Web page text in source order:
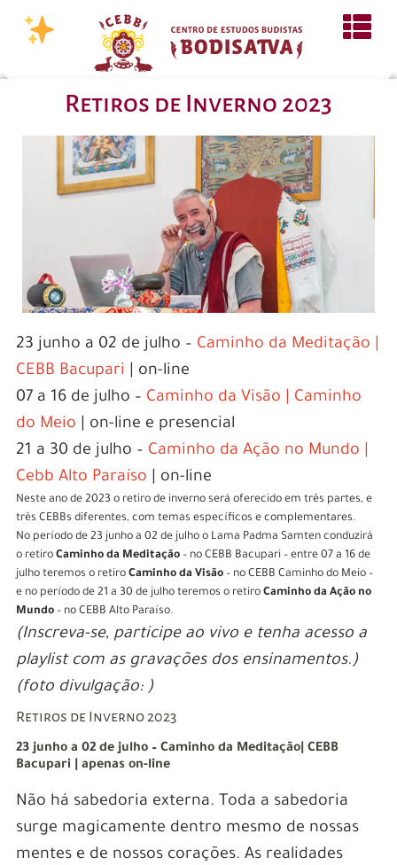
Retiros de Inverno 2023
23 junho a 02 de julho – Caminho da Meditação |
CEBB Bacupari | on-line
07 a 16 de julho – Caminho da Visão | Caminho
do Meio | on-line e presencial
21 a 30 de julho – Caminho da Ação no Mundo |
Cebb Alto Paraíso | on-line
Neste ano de 2023 o retiro de inverno será oferecido em três partes, e
três CEBBs diferentes, com temas específicos e complementares.
No período de 23 junho a 02 de julho o Lama Padma Samten conduzirá
o retiro Caminho da Meditação– no CEBB Bacupari – entre 07 a 16 de
julho teremos o retiro Caminho da Visão– no CEBB Caminho do Meio –
e no período de 21 a 30 de julho teremos o retiro Caminho da Ação no
Mundo– no CEBB Alto Paraíso.
(Inscreva-se, participe ao vivo e tenha acesso a
playlist com as gravações dos ensinamentos.)
(foto divulgação: )
Retiros de Inverno 2023
23 junho a 02 de julho – Caminho da Meditação| CEBB
Bacupari | apenas on-line
Não há sabedoria externa. Toda a sabedoria
surge magicamente dentro mesmo de nossas
mentes e de nossos corações. As realidades